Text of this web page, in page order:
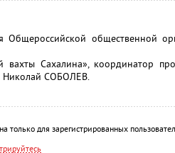
Общероссийской общественной
вахты Сахалина», координатор
Николай СОБОЛЕВ.
только для зарегистрированных